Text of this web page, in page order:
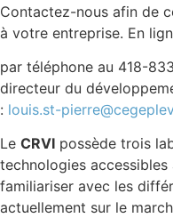
Contactez-nous afin de
à votre entreprise. En
par téléphone au 418-
directeur du
: louis.st-
Le CRVI possède trois
technologies
familiariser avec les
actuellement sur le